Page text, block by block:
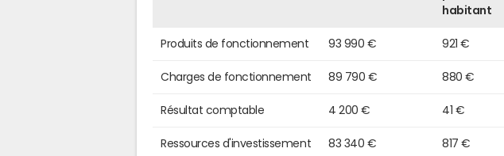
habitant
Produits de fonctionnement 93 990 € 921 €
Charges de fonctionnement 89 790 € 880 €
Résultat comptable 4 200 € 41 €
Ressources d'investissement 83 340 € 817 €